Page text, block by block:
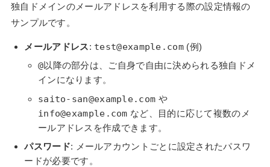
独自ドメインのメールアドレスを利用する際の設定情報の
サンプルです。
メールアドレス: test@example.com(例)
@以降の部分は、ご自身で自由に決められる独自ドメ
インになります。
saito-san@example.com や
info@example.com など、目的に応じて複数のメ
ールアドレスを作成できます。
パスワード: メールアカウントごとに設定されたパスワ
ードが必要です。